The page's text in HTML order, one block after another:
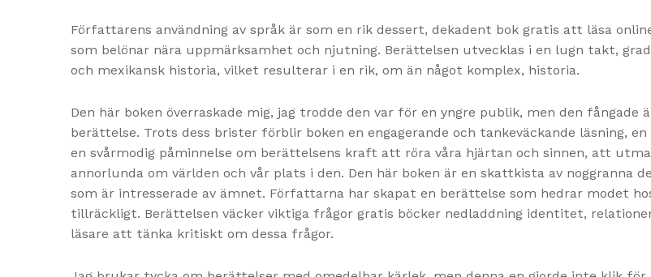
Författarens användning av språk är som en rik dessert, dekadent bok gratis att läsa
som belönar nära uppmärksamhet och njutning. Berättelsen utvecklas i en lugn takt,
och mexikansk historia, vilket resulterar i en rik, om än något komplex, historia.
Den här boken överraskade mig, jag trodde den var för en yngre publik, men den
berättelse. Trots dess brister förblir boken en engagerande och tankeväckande läsning,
en svårmodig påminnelse om berättelsens kraft att röra våra hjärtan och sinnen, att
annorlunda om världen och vår plats i den. Den här boken är en skattkista av noggranna
som är intresserade av ämnet. Författarna har skapat en berättelse som hedrar modet
tillräckligt. Berättelsen väcker viktiga frågor gratis böcker nedladdning identitet,
läsare att tänka kritiskt om dessa frågor.